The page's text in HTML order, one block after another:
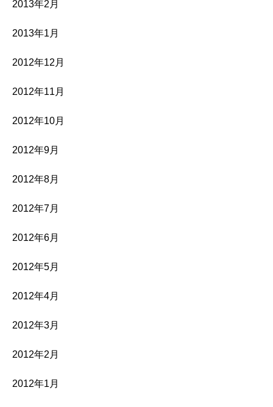
2013年2月
2013年1月
2012年12月
2012年11月
2012年10月
2012年9月
2012年8月
2012年7月
2012年6月
2012年5月
2012年4月
2012年3月
2012年2月
2012年1月